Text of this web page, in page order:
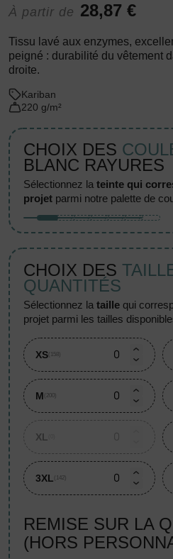
À partir de 28,87 €
Tissu lavé aux enzymes,
peigné : durabilité du vêtement
droite.
Kariban
220 g/m²
CHOIX DES
BLANC RAYURES
sélectionnez lateinte qui
projet parmi notre palette de
CHOIX DES
QUANTITÉS
sélectionnez lataille qui
projet parmi les tailles
XS (158)
M (200)
XL
3XL (142)
REMISE SUR LA
(HORS